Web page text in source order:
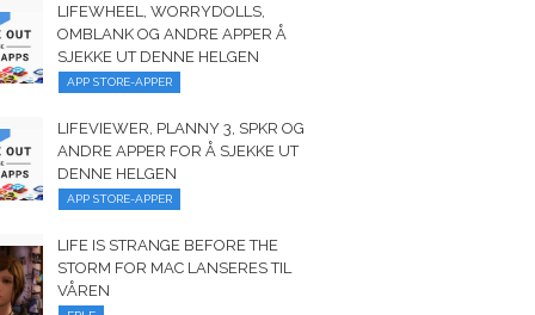
LIFEWHEEL, WORRYDOLLS,
OMBLANK OG ANDRE APPER Å
SJEKKE UT DENNE HELGEN
APP STORE-APPER
LIFEVIEWER, PLANNY 3, SPKR OG
ANDRE APPER FOR Å SJEKKE UT
DENNE HELGEN
APP STORE-APPER
LIFE IS STRANGE BEFORE THE
STORM FOR MAC LANSERES TIL
VÅREN